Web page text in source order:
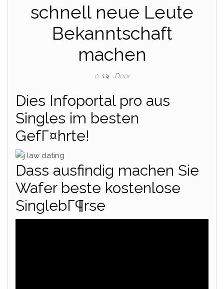
schnell neue Leute
Bekanntschaft
machen
0 Door
Dies Infoportal pro aus
Singles im besten
GefГ¤hrte!
Dass ausfindig machen Sie
Wafer beste kostenlose
SinglebГ¶rse